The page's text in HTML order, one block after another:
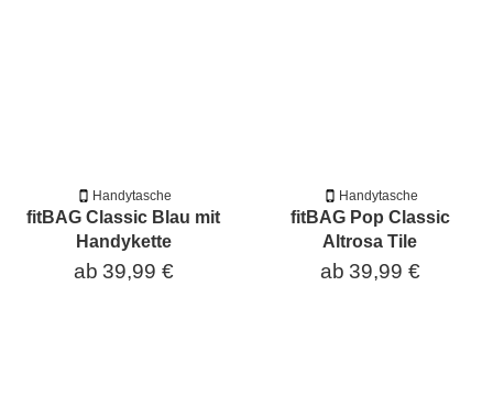
Handytasche
fitBAG Classic Blau mit
Handykette
ab 39,99 €
Handytasche
fitBAG Pop Classic
Altrosa Tile
ab 39,99 €